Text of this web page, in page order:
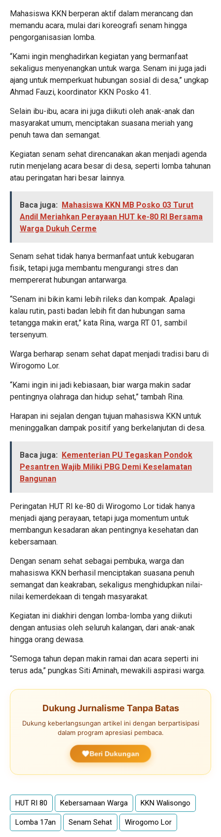
Mahasiswa KKN berperan aktif dalam merancang dan
memandu acara, mulai dari koreografi senam hingga
pengorganisasian lomba.
“Kami ingin menghadirkan kegiatan yang bermanfaat
sekaligus menyenangkan untuk warga. Senam ini juga jadi
ajang untuk memperkuat hubungan sosial di desa,” ungkap
Ahmad Fauzi, koordinator KKN Posko 41.
Selain ibu-ibu, acara ini juga diikuti oleh anak-anak dan
masyarakat umum, menciptakan suasana meriah yang
penuh tawa dan semangat.
Kegiatan senam sehat direncanakan akan menjadi agenda
rutin menjelang acara besar di desa, seperti lomba tahunan
atau peringatan hari besar lainnya.
Baca juga:
Mahasiswa KKN MB Posko 03 Turut
Andil Meriahkan Perayaan HUT ke-80 RI Bersama
Warga Dukuh Cerme
Senam sehat tidak hanya bermanfaat untuk kebugaran
fisik, tetapi juga membantu mengurangi stres dan
mempererat hubungan antarwarga.
“Senam ini bikin kami lebih rileks dan kompak. Apalagi
kalau rutin, pasti badan lebih fit dan hubungan sama
tetangga makin erat,” kata Rina, warga RT 01, sambil
tersenyum.
Warga berharap senam sehat dapat menjadi tradisi baru di
Wirogomo Lor.
“Kami ingin ini jadi kebiasaan, biar warga makin sadar
pentingnya olahraga dan hidup sehat,” tambah Rina.
Harapan ini sejalan dengan tujuan mahasiswa KKN untuk
meninggalkan dampak positif yang berkelanjutan di desa.
Baca juga:
Kementerian PU Tegaskan Pondok
Pesantren Wajib Miliki PBG Demi Keselamatan
Bangunan
Peringatan HUT RI ke-80 di Wirogomo Lor tidak hanya
menjadi ajang perayaan, tetapi juga momentum untuk
membangun kesadaran akan pentingnya kesehatan dan
kebersamaan.
Dengan senam sehat sebagai pembuka, warga dan
mahasiswa KKN berhasil menciptakan suasana penuh
semangat dan keakraban, sekaligus menghidupkan nilai-
nilai kemerdekaan di tengah masyarakat.
Kegiatan ini diakhiri dengan lomba-lomba yang diikuti
dengan antusias oleh seluruh kalangan, dari anak-anak
hingga orang dewasa.
“Semoga tahun depan makin ramai dan acara seperti ini
terus ada,” pungkas Siti Aminah, mewakili aspirasi warga.
Dukung Jurnalisme Tanpa Batas
Dukung keberlangsungan artikel ini dengan berpartisipasi
dalam program apresiasi pembaca.
Beri Dukungan
HUT RI 80 Kebersamaan Warga KKN Walisongo
Lomba 17an Senam Sehat Wirogomo Lor